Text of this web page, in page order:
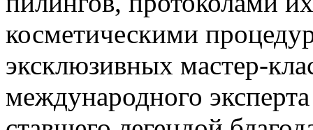
косметическими
эксклюзивных мастер-
международного